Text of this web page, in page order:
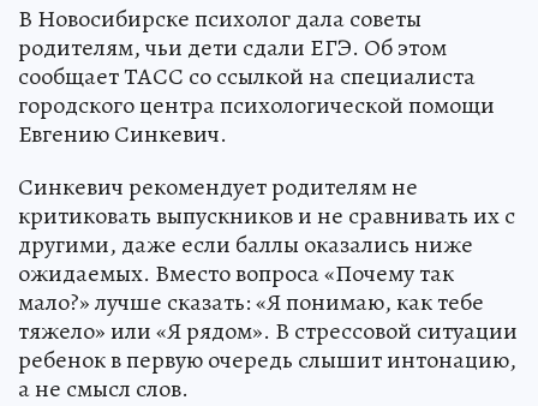
В Новосибирске психолог дала советы
родителям, чьи дети сдали ЕГЭ. Об этом
сообщает ТАСС со ссылкой на специалиста
городского центра психологической помощи
Евгению Синкевич.
Синкевич рекомендует родителям не
критиковать выпускников и не сравнивать их с
другими, даже если баллы оказались ниже
ожидаемых. Вместо вопроса «Почему так
мало?» лучше сказать: «Я понимаю, как тебе
тяжело» или «Я рядом». В стрессовой ситуации
ребенок в первую очередь слышит интонацию,
а не смысл слов.